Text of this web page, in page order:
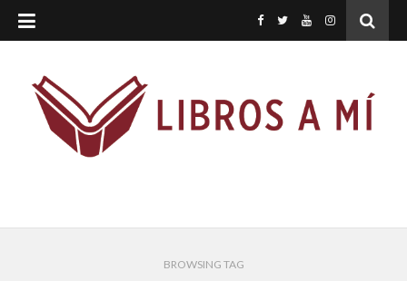
BROWSING TAG